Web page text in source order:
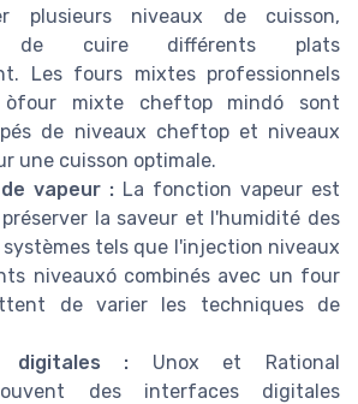
plusieurs niveaux de cuisson,
de cuire différents plats
Les fours mixtes professionnels
mixte cheftop mindó sont
de niveaux cheftop et niveaux
une cuisson optimale.
vapeur : La fonction vapeur est
la saveur et l'humidité des
systèmes tels que l'injection niveaux
niveauxó combinés avec un four
de varier les techniques de
digitales : Unox et Rational
des interfaces digitales